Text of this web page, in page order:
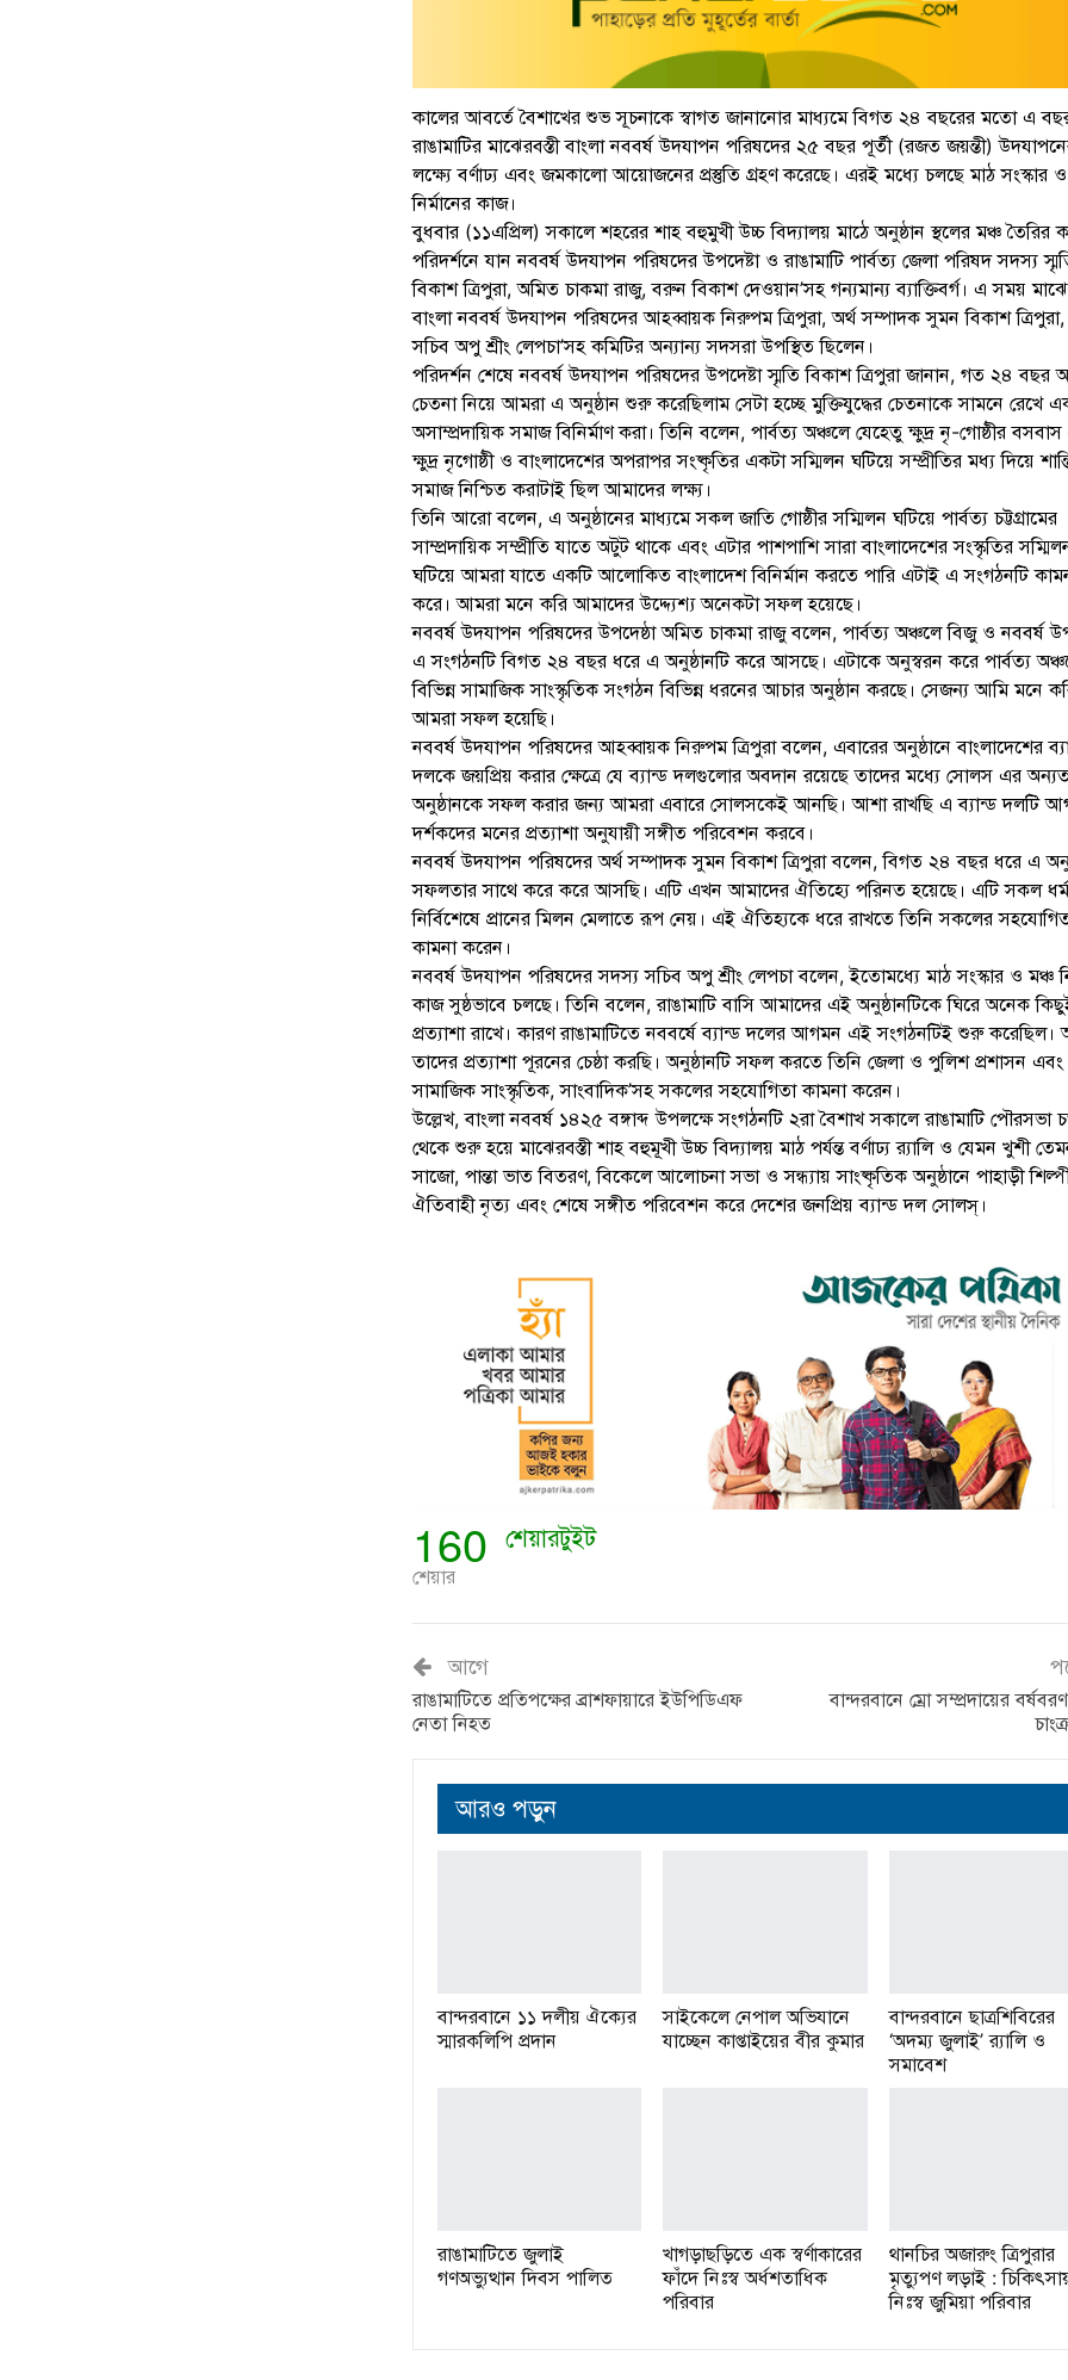
কালের আবর্তে বৈশাখের শুভ সূচনাকে স্বাগত জানানোর মাধ্যমে বিগত ২৪ বছরের মতো এ
রাঙামাটির মাঝেরবস্তী বাংলা নববর্ষ উদযাপন পরিষদের ২৫ বছর পূর্তী (রজত জয়ন্তী)
লক্ষ্যে বর্ণাঢ্য এবং জমকালো আয়োজনের প্রস্তুতি গ্রহণ করেছে। এরই মধ্যে চলছে মাঠ সংস্কার
নির্মানের কাজ।
বুধবার (১১এপ্রিল) সকালে শহরের শাহ বহুমুখী উচ্চ বিদ্যালয় মাঠে অনুষ্ঠান স্থলের মঞ্চ তৈরির
পরিদর্শনে যান নববর্ষ উদযাপন পরিষদের উপদেষ্টা ও রাঙামাটি পার্বত্য জেলা পরিষদ সদস্য
বিকাশ ত্রিপুরা, অমিত চাকমা রাজু, বরুন বিকাশ দেওয়ান’সহ গন্যমান্য ব্যাক্তিবর্গ। এ সময়
বাংলা নববর্ষ উদযাপন পরিষদের আহব্বায়ক নিরুপম ত্রিপুরা, অর্থ সম্পাদক সুমন বিকাশ
সচিব অপু শ্রীং লেপচা’সহ কমিটির অন্যান্য সদসরা উপস্থিত ছিলেন।
পরিদর্শন শেষে নববর্ষ উদযাপন পরিষদের উপদেষ্টা স্মৃতি বিকাশ ত্রিপুরা জানান, গত ২৪ বছর
চেতনা নিয়ে আমরা এ অনুষ্ঠান শুরু করেছিলাম সেটা হচ্ছে মুক্তিযুদ্ধের চেতনাকে সামনে রেখে
অসাম্প্রদায়িক সমাজ বিনির্মাণ করা। তিনি বলেন, পার্বত্য অঞ্চলে যেহেতু ক্ষুদ্র নৃ-গোষ্ঠীর
ক্ষুদ্র নৃগোষ্ঠী ও বাংলাদেশের অপরাপর সংষ্কৃতির একটা সম্মিলন ঘটিয়ে সম্প্রীতির মধ্য দিয়ে
সমাজ নিশ্চিত করাটাই ছিল আমাদের লক্ষ্য।
তিনি আরো বলেন, এ অনুষ্ঠানের মাধ্যমে সকল জাতি গোষ্ঠীর সম্মিলন ঘটিয়ে পার্বত্য চট্টগ্রামের
সাম্প্রদায়িক সম্প্রীতি যাতে অটুট থাকে এবং এটার পাশপাশি সারা বাংলাদেশের সংস্কৃতির
ঘটিয়ে আমরা যাতে একটি আলোকিত বাংলাদেশ বিনির্মান করতে পারি এটাই এ সংগঠনটি
করে। আমরা মনে করি আমাদের উদ্দ্যেশ্য অনেকটা সফল হয়েছে।
নববর্ষ উদযাপন পরিষদের উপদেষ্ঠা অমিত চাকমা রাজু বলেন, পার্বত্য অঞ্চলে বিজু ও নববর্ষ
এ সংগঠনটি বিগত ২৪ বছর ধরে এ অনুষ্ঠানটি করে আসছে। এটাকে অনুস্বরন করে পার্বত্য
বিভিন্ন সামাজিক সাংস্কৃতিক সংগঠন বিভিন্ন ধরনের আচার অনুষ্ঠান করছে। সেজন্য আমি মনে
আমরা সফল হয়েছি।
নববর্ষ উদযাপন পরিষদের আহব্বায়ক নিরুপম ত্রিপুরা বলেন, এবারের অনুষ্ঠানে বাংলাদেশের
দলকে জয়প্রিয় করার ক্ষেত্রে যে ব্যান্ড দলগুলোর অবদান রয়েছে তাদের মধ্যে সোলস এর
অনুষ্ঠানকে সফল করার জন্য আমরা এবারে সোলসকেই আনছি। আশা রাখছি এ ব্যান্ড দলটি
দর্শকদের মনের প্রত্যাশা অনুযায়ী সঙ্গীত পরিবেশন করবে।
নববর্ষ উদযাপন পরিষদের অর্থ সম্পাদক সুমন বিকাশ ত্রিপুরা বলেন, বিগত ২৪ বছর ধরে এ
সফলতার সাথে করে করে আসছি। এটি এখন আমাদের ঐতিহ্যে পরিনত হয়েছে। এটি সকল
নির্বিশেষে প্রানের মিলন মেলাতে রূপ নেয়। এই ঐতিহ্যকে ধরে রাখতে তিনি সকলের
কামনা করেন।
নববর্ষ উদযাপন পরিষদের সদস্য সচিব অপু শ্রীং লেপচা বলেন, ইতোমধ্যে মাঠ সংস্কার ও মঞ্চ
কাজ সুষ্ঠভাবে চলছে। তিনি বলেন, রাঙামাটি বাসি আমাদের এই অনুষ্ঠানটিকে ঘিরে অনেক
প্রত্যাশা রাখে। কারণ রাঙামাটিতে নববর্ষে ব্যান্ড দলের আগমন এই সংগঠনটিই শুরু
তাদের প্রত্যাশা পূরনের চেষ্ঠা করছি। অনুষ্ঠানটি সফল করতে তিনি জেলা ও পুলিশ প্রশাসন এবং
সামাজিক সাংস্কৃতিক, সাংবাদিক’সহ সকলের সহযোগিতা কামনা করেন।
উল্লেখ, বাংলা নববর্ষ ১৪২৫ বঙ্গাব্দ উপলক্ষে সংগঠনটি ২রা বৈশাখ সকালে রাঙামাটি পৌরসভা
থেকে শুরু হয়ে মাঝেরবস্তী শাহ বহুমূখী উচ্চ বিদ্যালয় মাঠ পর্যন্ত বর্ণাঢ্য র‌্যালি ও যেমন খুশী
সাজো, পান্তা ভাত বিতরণ, বিকেলে আলোচনা সভা ও সন্ধ্যায় সাংষ্কৃতিক অনুষ্ঠানে পাহাড়ী
ঐতিবাহী নৃত্য এবং শেষে সঙ্গীত পরিবেশন করে দেশের জনপ্রিয় ব্যান্ড দল সোলস্।
160
শেয়ার
শেয়ারটুইট
আগে
রাঙামাটিতে প্রতিপক্ষের ব্রাশফায়ারে ইউপিডিএফ
নেতা নিহত
বান্দরবানে ম্রো সম্প্রদায়ের
আরও পড়ুন
বান্দরবানে ১১ দলীয় ঐক্যের
স্মারকলিপি প্রদান
সাইকেলে নেপাল অভিযানে
যাচ্ছেন কাপ্তাইয়ের বীর কুমার
বান্দরবানে ছাত্রশিবিরের
‘অদম্য জুলাই’ র‌্যালি ও
সমাবেশ
রাঙামাটিতে জুলাই
গণঅভ্যুত্থান দিবস পালিত
খাগড়াছড়িতে এক স্বর্ণাকারের
ফাঁদে নিঃস্ব অর্ধশতাধিক
পরিবার
থানচির অজারুং ত্রিপুরার
মৃত্যুপণ লড়াই :
নিঃস্ব জুমিয়া পরিবার